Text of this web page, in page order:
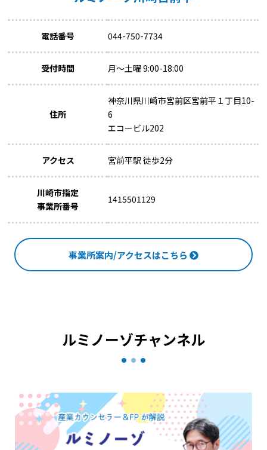
電話番号 044-750-7734
受付時間 月～土曜 9:00-18:00
住所
神奈川県川崎市宮前区宮前平１丁目10-
6
エコービル202
アクセス 宮前平駅 徒歩2分
川崎市指定
事業所番号
1415501129
事業所案内/アクセスはこちら
ルミノーゾチャンネル